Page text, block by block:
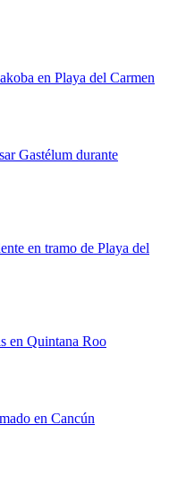
en Playa del Carmen
Gastélum durante
en tramo de Playa del
en Quintana Roo
en Cancún